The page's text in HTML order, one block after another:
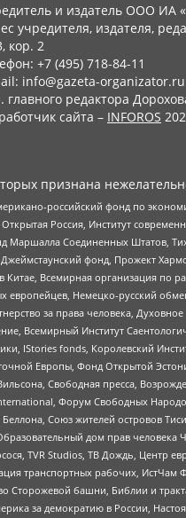
и издатель ООО ИА
учредителя, издателя,
кор. 2
+7 (495) 718-84-11
info@gazeta-organizator.ru
главного редактора
сайта – INFOROS
признана
российский фонд по
Россия, Институт
Маршалла Соединенных Штатов,
фонд, Прожект
Всемирная организация по
Немецко-русский
за права человека, Духовное
Всемирный Институт
IStories fonds, Королевский
Европы, Фонд Открытой
Свободная пресса,
Форум Свободных
Союз жителей островов
дом прав
TVR Studios, ТВ Дождь, Центр
транспортных рабочих, ИстЧам
башни, Библии и
за демократию в России,